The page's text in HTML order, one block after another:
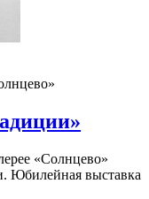
«Солнцево»
Юбилейная выставка